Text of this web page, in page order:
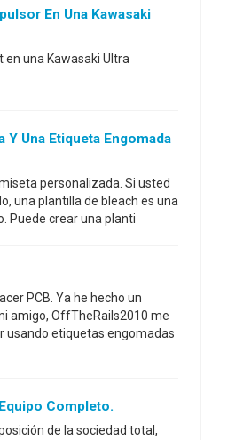
En Una Kawasaki
una Kawasaki Ultra
Y Una Etiqueta Engomada
personalizada. Si usted
una plantilla de bleach es una
Puede crear una planti
PCB. Ya he hecho un
amigo, OffTheRails2010 me
usando etiquetas engomadas
Completo.
de la sociedad total,